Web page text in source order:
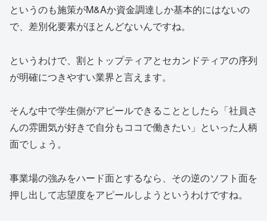
というのも施策がM&Aか資金調達しか基本的にはないの
で、差別化要素がほとんどないんですね。
というわけで、割とトップティアとセカンドティアの序列
が明確につきやすい業界と言えます。
そんな中で学生側がアピールできることとしたら「社員さ
んの雰囲気が好きで自分もココで働きたい」といった人柄
面でしょう。
事業場の強みをハード面とするなら、その逆のソフト面を
押し出して志望度をアピールしようというわけですね。